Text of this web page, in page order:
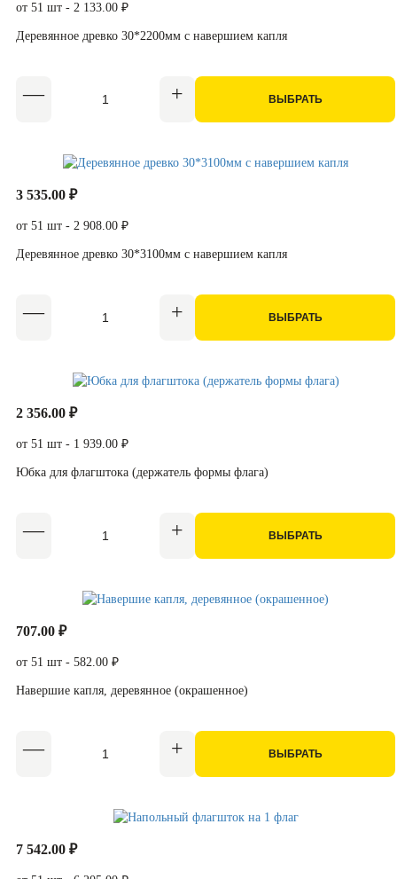
от 51 шт - 2 133.00 ₽
Деревянное древко 30*2200мм с навершием капля
ВЫБРАТЬ
3 535.00 ₽
от 51 шт - 2 908.00 ₽
Деревянное древко 30*3100мм с навершием капля
ВЫБРАТЬ
2 356.00 ₽
от 51 шт - 1 939.00 ₽
Юбка для флагштока (держатель формы флага)
ВЫБРАТЬ
707.00 ₽
от 51 шт - 582.00 ₽
Навершие капля, деревянное (окрашенное)
ВЫБРАТЬ
7 542.00 ₽